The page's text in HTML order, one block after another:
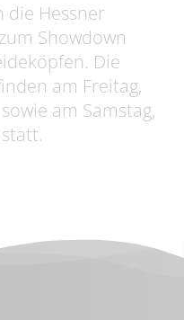
die Hessner
Showdown
Die
am Freitag,
am Samstag,